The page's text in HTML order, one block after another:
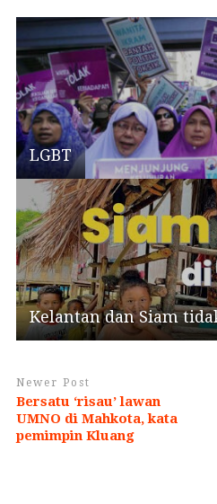
LGBT
Kelantan dan Siam
Newer Post
Bersatu ‘risau’ lawan
UMNO di Mahkota, kata
pemimpin Kluang